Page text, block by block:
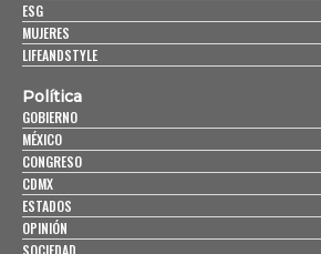
ESG
MUJERES
LIFEANDSTYLE
Política
GOBIERNO
MÉXICO
CONGRESO
CDMX
ESTADOS
OPINIÓN